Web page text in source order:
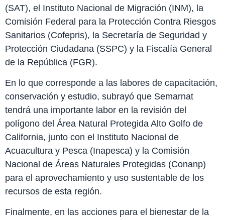
(SAT), el Instituto Nacional de Migración (INM), la
Comisión Federal para la Protección Contra Riesgos
Sanitarios (Cofepris), la Secretaría de Seguridad y
Protección Ciudadana (SSPC) y la Fiscalía General
de la República (FGR).
En lo que corresponde a las labores de capacitación,
conservación y estudio, subrayó que Semarnat
tendrá una importante labor en la revisión del
polígono del Área Natural Protegida Alto Golfo de
California, junto con el Instituto Nacional de
Acuacultura y Pesca (Inapesca) y la Comisión
Nacional de Áreas Naturales Protegidas (Conanp)
para el aprovechamiento y uso sustentable de los
recursos de esta región.
Finalmente, en las acciones para el bienestar de la